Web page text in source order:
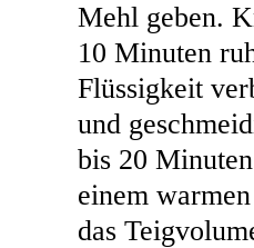
Mehl geben.
10 Minuten
Flüssigkeit
und
bis 20
einem
das